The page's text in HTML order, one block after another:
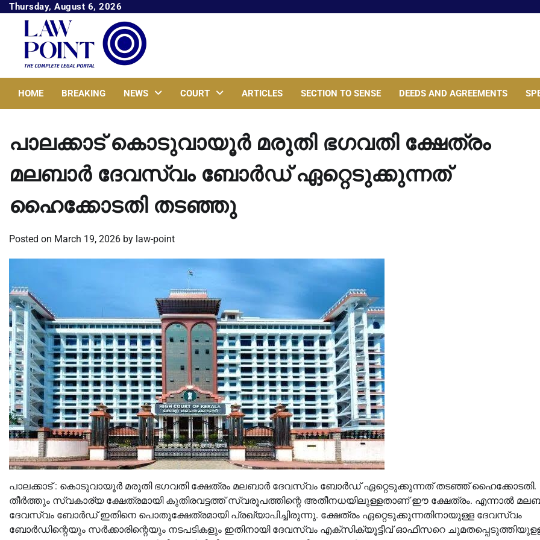
Skip
content
Thursday, August 6, 2026
HOME BREAKING NEWS COURT ARTICLES SECTION TO SENSE DEEDS AND AGREEMENTS
പാലക്കാട് കൊടുവായൂര്‍ മരുതി ഭഗവതി ക്ഷേത്രം
മലബാര്‍ ദേവസ്വം ബോര്‍ഡ് ഏറ്റെടുക്കുന്നത്
ഹൈക്കോടതി തടഞ്ഞു
Posted on March 19, 2026 by law-point
പാലക്കാട് : കൊടുവായൂര്‍ മരുതി ഭഗവതി ക്ഷേത്രം മലബാര്‍ ദേവസ്വം ബോര്‍ഡ് ഏറ്റെടുക്കുന്നത് തടഞ്ഞ് ഹൈക്കോടതി.
തീര്‍ത്തും സ്വകാര്യ ക്ഷേത്രമായി കുതിരവട്ടത്ത് സ്വരൂപത്തിന്റെ അതീനധയിലുള്ളതാണ് ഈ ക്ഷേത്രം. എന്നാൽ
ദേവസ്വം ബോര്‍ഡ് ഇതിനെ പൊതുക്ഷേത്രമായി പ്രഖ്യാപിച്ചിരുന്നു. ക്ഷേത്രം ഏറ്റെടുക്കുന്നതിനായുള്ള ദേവസ്വം
ബോര്‍ഡിന്റെയും സര്‍ക്കാരിന്റെയും നടപടികളും ഇതിനായി ദേവസ്വം എക്‌സിക്യൂട്ടീവ് ഓഫീസറെ